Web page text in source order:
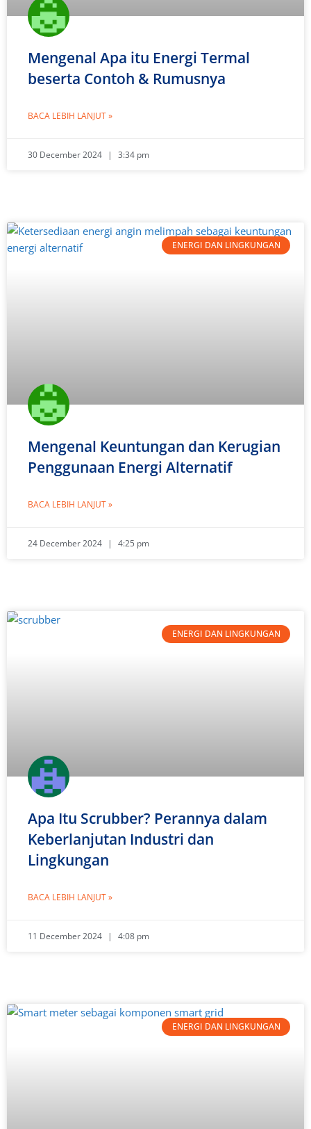
Mengenal Apa itu Energi Termal
beserta Contoh & Rumusnya
BACA LEBIH LANJUT »
30 December 2024 3:34 pm
ENERGI DAN LINGKUNGAN
Mengenal Keuntungan dan Kerugian
Penggunaan Energi Alternatif
BACA LEBIH LANJUT »
24 December 2024 4:25 pm
ENERGI DAN LINGKUNGAN
Apa Itu Scrubber? Perannya dalam
Keberlanjutan Industri dan
Lingkungan
BACA LEBIH LANJUT »
11 December 2024 4:08 pm
ENERGI DAN LINGKUNGAN